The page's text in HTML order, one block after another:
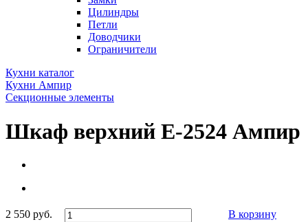
Цилиндры
Петли
Доводчики
Ограничители
Кухни каталог
Кухни Ампир
Секционные элементы
Шкаф верхний Е-2524 Ампир
2 550 руб.
В корзину